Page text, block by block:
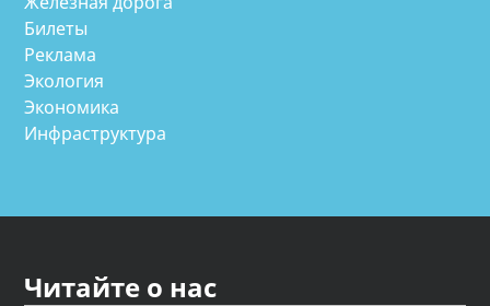
Билеты
Реклама
Экология
Экономика
Инфраструктура
Читайте о нас